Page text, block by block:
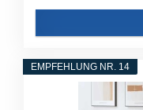
EMPFEHLUNG NR. 14